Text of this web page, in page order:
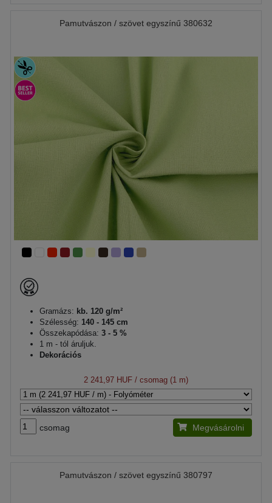
Pamutvászon / szövet egyszínű 380632
Gramázs: kb. 120 g/m²
Szélesség: 140 - 145 cm
Összekapódása: 3 - 5 %
1 m - tól áruljuk.
Dekorációs
2 241,97 HUF / csomag (1 m)
csomag Megvásárolni
Pamutvászon / szövet egyszínű 380797